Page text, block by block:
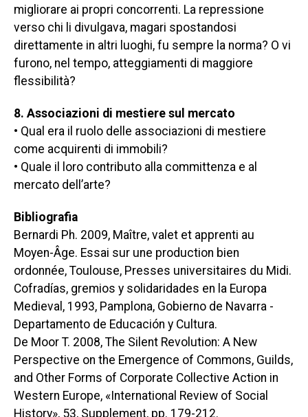
migliorare ai propri concorrenti. La repressione
verso chi li divulgava, magari spostandosi
direttamente in altri luoghi, fu sempre la norma? O vi
furono, nel tempo, atteggiamenti di maggiore
flessibilità?
8. Associazioni di mestiere sul mercato
• Qual era il ruolo delle associazioni di mestiere
come acquirenti di immobili?
• Quale il loro contributo alla committenza e al
mercato dell’arte?
Bibliografia
Bernardi Ph. 2009, Maître, valet et apprenti au
Moyen-Âge. Essai sur une production bien
ordonnée, Toulouse, Presses universitaires du Midi.
Cofradías, gremios y solidaridades en la Europa
Medieval , 1993, Pamplona, Gobierno de Navarra -
Departamento de Educación y Cultura.
De Moor T. 2008, The Silent Revolution: A New
Perspective on the Emergence of Commons, Guilds,
and Other Forms of Corporate Collective Action in
Western Europe, «International Review of Social
History», 53, Supplement, pp. 179-212.